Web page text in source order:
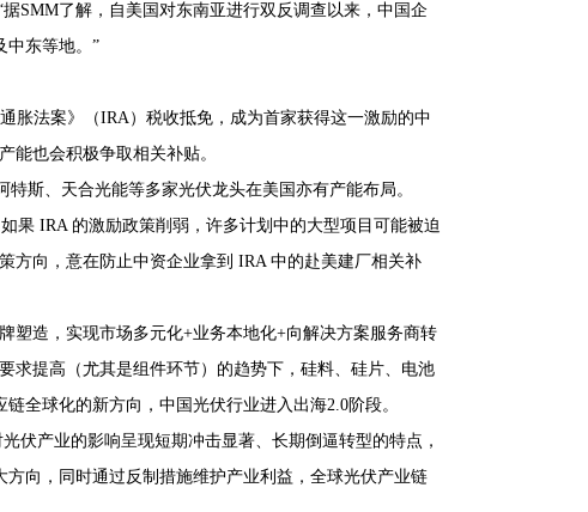
SMM了解，自美国对东南亚进行双反调查以来，中国企
中东等地。”
胀法案》（IRA）税收抵免，成为首家获得这一激励的中
能也会积极争取相关补贴。
斯、天合光能等多家光伏龙头在美国亦有产能布局。
果 IRA 的激励政策削弱，许多计划中的大型项目可能被迫
方向，意在防止中资企业拿到 IRA 中的赴美建厂相关补
塑造，实现市场多元化+业务本地化+向解决方案服务商转
求提高（尤其是组件环节）的趋势下，硅料、硅片、电池
全球化的新方向，中国光伏行业进入出海2.0阶段。
伏产业的影响呈现短期冲击显著、长期倒逼转型的特点，
向，同时通过反制措施维护产业利益，全球光伏产业链